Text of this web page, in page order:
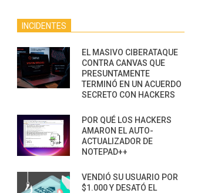
INCIDENTES
EL MASIVO CIBERATAQUE
CONTRA CANVAS QUE
PRESUNTAMENTE
TERMINÓ EN UN ACUERDO
SECRETO CON HACKERS
POR QUÉ LOS HACKERS
AMARON EL AUTO-
ACTUALIZADOR DE
NOTEPAD++
VENDIÓ SU USUARIO POR
$1.000 Y DESATÓ EL